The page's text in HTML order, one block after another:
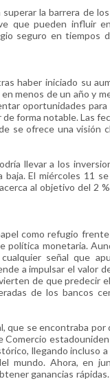
la barrera de
que pueden influir
seguro en tiempos
haber iniciado su
menos de un año y
oportunidades
forma notable. Las
se ofrece una visión
llevar a los
El miércoles 11
al objetivo del 2
como refugio
política monetaria.
señal que
a impulsar el valor
de que predecir
de los bancos
que se encontraba
llegando incluso
mundo. Ahora, en
ganancias